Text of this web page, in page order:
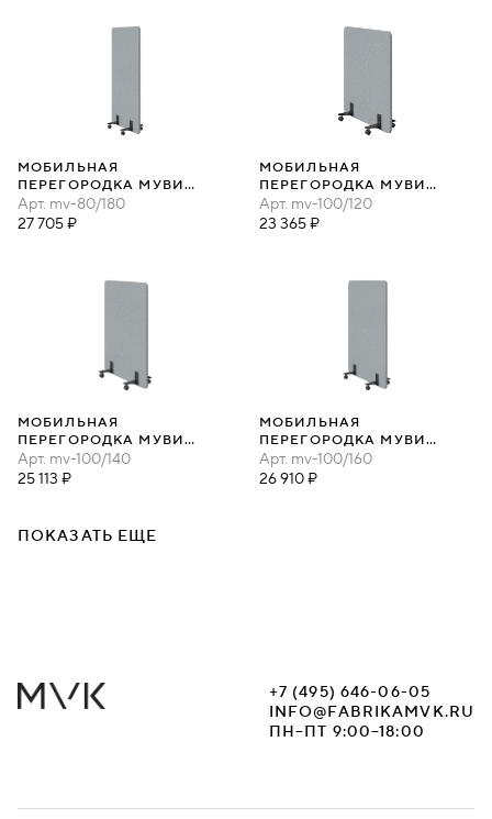
МОБИЛЬНАЯ
ПЕРЕГОРОДКА МУВИ
80Х180
Арт. mv-80/180
27 705 ₽
МОБИЛЬНАЯ
ПЕРЕГОРОДКА МУВИ
100Х120
Арт. mv-100/120
23 365 ₽
МОБИЛЬНАЯ
ПЕРЕГОРОДКА МУВИ
100Х140
Арт. mv-100/140
25 113 ₽
МОБИЛЬНАЯ
ПЕРЕГОРОДКА МУВИ
100Х160
Арт. mv-100/160
26 910 ₽
ПОКАЗАТЬ ЕЩЕ
+7 (495) 646-06-05
INFO@FABRIKAMVK.RU
ПН–ПТ 9:00–18:00